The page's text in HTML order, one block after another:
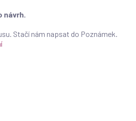
návrh.
Stačí nám napsat do Poznámek.